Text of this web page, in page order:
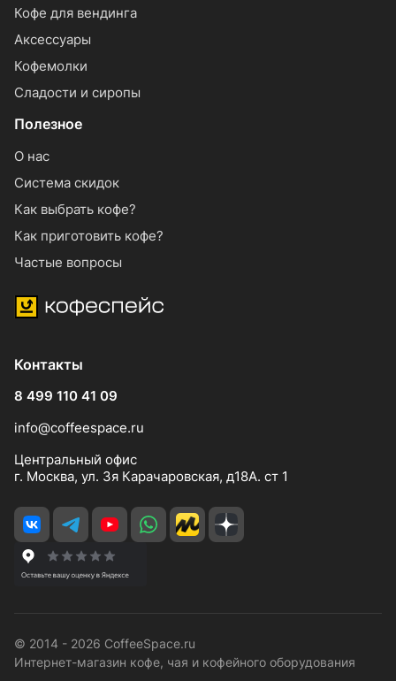
Кофе для вендинга
Аксессуары
Кофемолки
Сладости и сиропы
Полезное
О нас
Система скидок
Как выбрать кофе?
Как приготовить кофе?
Частые вопросы
Контакты
8 499 110 41 09
info@coffeespace.ru
Центральный офис
г. Москва, ул. 3я Карачаровская, д18А. ст 1
© 2014 - 2026 CoffeeSpace.ru
Интернет-магазин кофе, чая и кофейного оборудования